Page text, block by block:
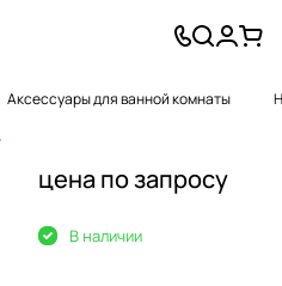
Аксессуары для ванной комнаты
цена по запросу
В наличии